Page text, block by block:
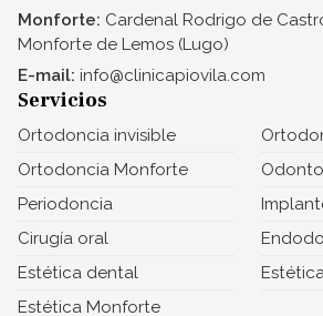
Monforte: Cardenal Rodrigo de
Monforte de Lemos (Lugo)
E-mail: info@clinicapiovila.com
Servicios
Ortodoncia invisible
Ortodoncia Monforte
Periodoncia
Cirugía oral
Estética dental
Estética Monforte